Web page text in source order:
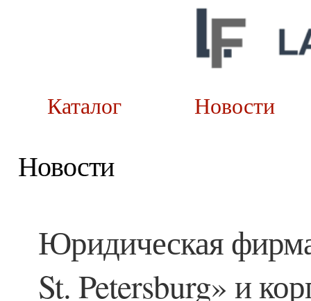
Каталог
Новости
Юридическая
St. Petersburg» и